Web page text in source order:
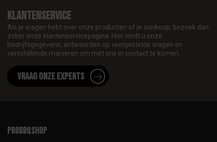
Klantenservice
Als je vragen hebt over onze producten of je aankoop, bezoek dan
zeker onze klantenservicepagina. Hier vindt u onze
bedrijfsgegevens, antwoorden op veelgestelde vragen en
verschillende manieren om met ons in contact te komen.
Vraag onze experts
proBBQshop